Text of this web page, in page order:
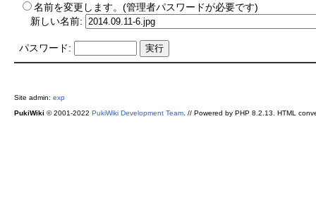
名前を変更します。(管理者パスワードが必要です)
新しい名前:
パスワード:
Site admin: exp
PukiWiki © 2001-2022 PukiWiki Development Team. // Powered by PHP 8.2.13. HTML